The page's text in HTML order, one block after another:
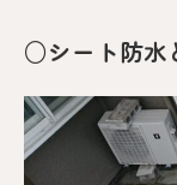
○シート防水